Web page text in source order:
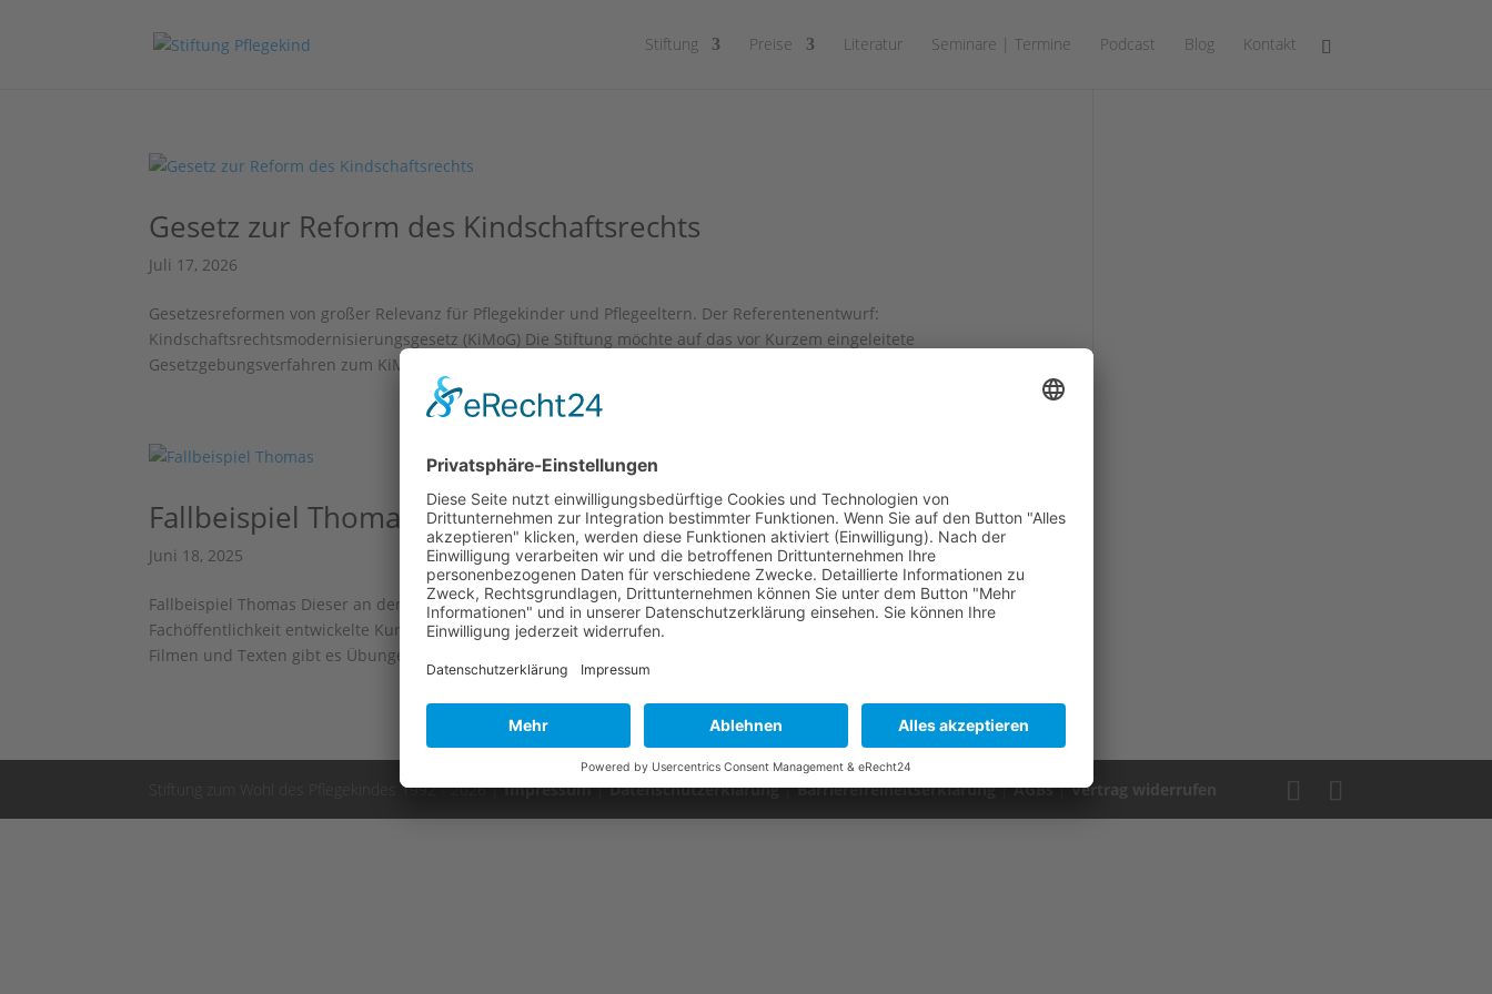
Stiftung Preise Literatur Seminare | Termine Podcast Blog Kontakt
Gesetz zur Reform des Kindschaftsrechts
Juli 17, 2026
Gesetzesreformen von großer Relevanz für Pflegekinder und Pflegeeltern. Der Referentenentwurf:
Kindschaftsrechtsmodernisierungsgesetz (KiMoG) Die Stiftung möchte auf das vor Kurzem eingeleitete
Gesetzgebungsverfahren zum KiMoG hinweisen. Wir stehen erst am Anfang...
Fallbeispiel Thomas
Juni 18, 2025
Fallbeispiel Thomas Dieser an der Frankfurt University of Applied Sciences für die Hochschullehre und die
Fachöffentlichkeit entwickelte Kurs wird von der Stiftung zum Wohl des Pflegekindes empfohlen. Neben zahlreichen
Filmen und Texten gibt es Übungen, die in dieser...
Stiftung zum Wohl des Pflegekindes 1992 - 2026 |Impressum|Datenschutzerklärung|Barrierefreiheitserklärung|AGBs|Vertrag widerrufen